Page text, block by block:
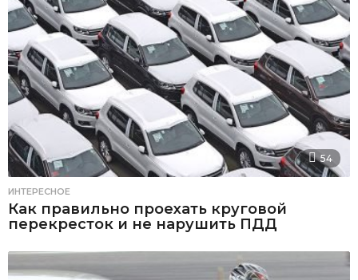
54
ИНТЕРЕСНОЕ
Как правильно проехать круговой
перекресток и не нарушить ПДД